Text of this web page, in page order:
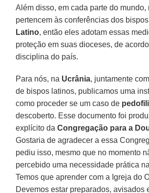
Além disso, em cada parte do mundo,
pertencem às conferências dos
Latino, então eles adotam essas
proteção em suas dioceses, de
disciplina do país.
Para nós, na Ucrânia, juntamente
de bispos latinos, publicamos uma
como proceder se um caso de
descoberto. Esse documento foi
explícito daCongregação para a
Gostaria de agradecer a essa
pediu isso, mesmo que no momento
percebido uma necessidade prática na
Temos que aprender com a Igreja do
Devemos estar preparados, avisados